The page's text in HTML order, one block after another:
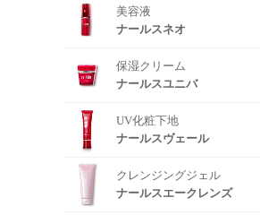
美容液
ナールスネオ
保湿クリーム
ナールスユニバ
UV化粧下地
ナールスヴェール
クレンジングジェル
ナールスエークレンズ